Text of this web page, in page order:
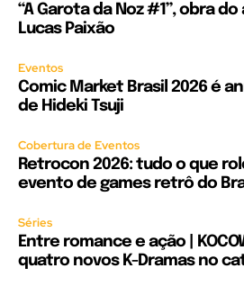
“A Garota da Noz #1”, obra
Lucas Paixão
Eventos
Comic Market Brasil 2026 é
de Hideki Tsuji
Cobertura de Eventos
Retrocon 2026: tudo o que
evento de games retrô do
Séries
Entre romance e ação |
quatro novos K-Dramas no